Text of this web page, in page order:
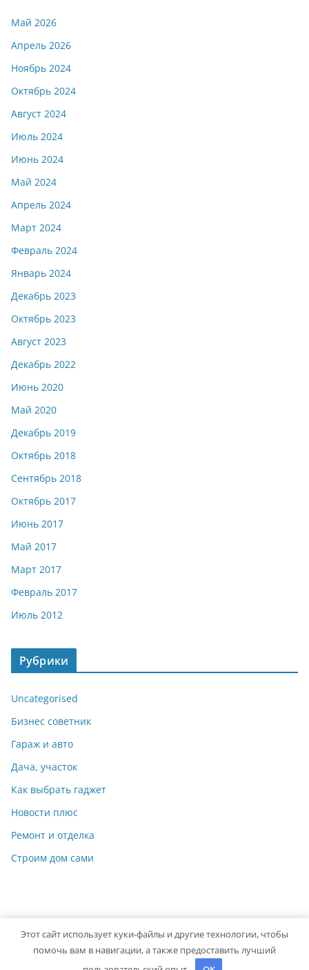
Май 2026
Апрель 2026
Ноябрь 2024
Октябрь 2024
Август 2024
Июль 2024
Июнь 2024
Май 2024
Апрель 2024
Март 2024
Февраль 2024
Январь 2024
Декабрь 2023
Октябрь 2023
Август 2023
Декабрь 2022
Июнь 2020
Май 2020
Декабрь 2019
Октябрь 2018
Сентябрь 2018
Октябрь 2017
Июнь 2017
Май 2017
Март 2017
Февраль 2017
Июль 2012
Рубрики
Uncategorised
Бизнес советник
Гараж и авто
Дача, участок
Как выбрать гаджет
Новости плюс
Ремонт и отделка
Строим дом сами
Copyright © 2026 Идеальный ремонт. Powered byColorMag
Этот сайт использует куки-файлы и другие технологии, чтобы
помочь вам в навигации, а также предоставить лучший